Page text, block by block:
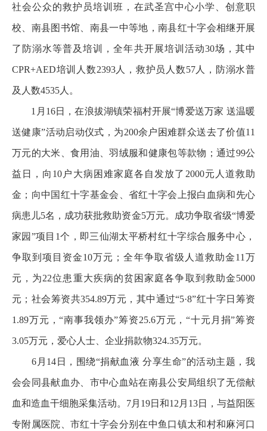
社会公众的救护员培训班，在武圣宫中心小学、创意职
校、南县图书馆、南县一中等地，南县红十字会相继开展
了防溺水等普及培训，全年共开展培训活动30场，其中
CPR+AED培训人数2393人，救护员人数57人，防溺水普
及人数4535人。
1月16日，在浪拔湖镇荣福村开展“博爱送万家 送温暖
送健康”活动启动仪式，为200余户困难群众送去了价值11
万元的大米、食用油、羽绒服和健康包等款物；通过99公
益日，向10户大病困难家庭各自发放了2000元人道救助
金；向中国红十字基金会、省红十字会上报白血病和先心
病患儿5名，成功获批救助资金5万元。成功争取省级“博爱
家园”项目1个，即三仙湖太平桥村红十字综合服务中心，
争取到项目资金10万元；全年争取省级人道救助金11万
元，为22位患重大疾病的贫困家庭各争取到救助金5000
元；社会筹资共354.89万元，其中通过“5·8”红十字日筹资
1.89万元，“南事我领办”筹资25.6万元，“十元月捐”筹资
3.05万元，爱心人士、企业捐款物324.35万元。
6月14日，围绕“捐献血液 分享生命”的活动主题，我
会会同县献血办、市中心血站在南县公安局组织了无偿献
血和造血干细胞采集活动。7月19日和12月13日，与益阳医
专附属医院、市红十字会分别在中鱼口镇太和村和麻河口